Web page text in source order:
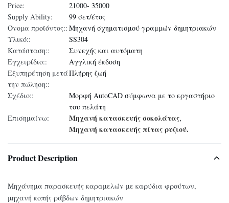
Price:
21000- 35000
Supply Ability:
99 σετ/έτος
Όνομα προϊόντος:: Μηχανή σχηματισμού γραμμών δημητριακών
Υλικό::
SS304
Κατάσταση::
Συνεχής και αυτόματη
Εγχειρίδιο::
Αγγλική έκδοση
Εξυπηρέτηση μετά
την πώληση::
Πλήρης ζωή
Σχέδιο::
Μορφή AutoCAD σύμφωνα με το εργαστήριο
του πελάτη
Επισημαίνω:
Μηχανή κατασκευής σοκολάτας,
Μηχανή κατασκευής πίτας ρυζιού.
Product Description
Μηχάνημα παρασκευής καραμελών με καρύδια φρούτων,
μηχανή κοπής ράβδων δημητριακών